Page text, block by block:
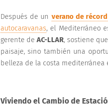
Después de un verano de
autocaravanas, el Mediterráneo
gerente deAC-LLAR, sostiene
paisaje, sino también una
belleza de la costa
Viviendo el Cambio de